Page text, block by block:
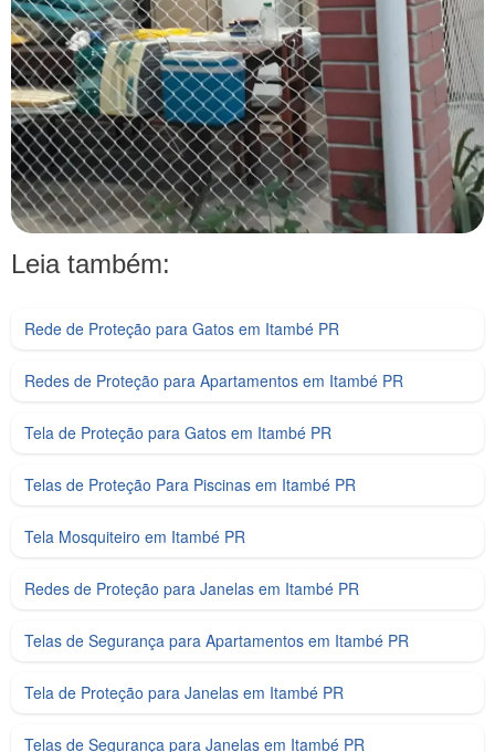
Leia também:
Rede de Proteção para Gatos em Itambé PR
Redes de Proteção para Apartamentos em Itambé PR
Tela de Proteção para Gatos em Itambé PR
Telas de Proteção Para Piscinas em Itambé PR
Tela Mosquiteiro em Itambé PR
Redes de Proteção para Janelas em Itambé PR
Telas de Segurança para Apartamentos em Itambé PR
Tela de Proteção para Janelas em Itambé PR
Telas de Segurança para Janelas em Itambé PR